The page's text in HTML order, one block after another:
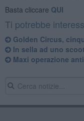
Basta cliccare QUI
Ti potrebbe
Golden Circus,
In sella ad uno
Maxi operazione